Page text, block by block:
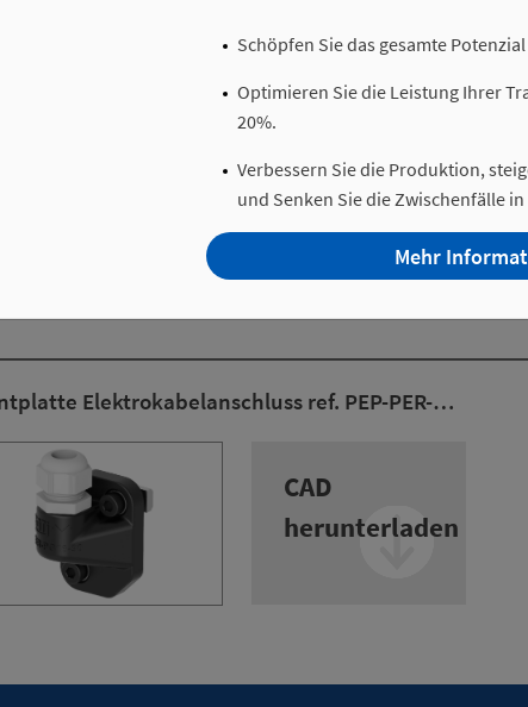
Schöpfen Sie das gesamte
Optimieren Sie die Leistung Ihrer
20%.
Verbessern Sie die Produktion,
und Senken Sie die Zwischenfälle
Mehr
ref. PEP-CB-…
CAD
herunterladen
Elektrokabelanschluss ref. PEP-PER-…
CAD
herunterladen